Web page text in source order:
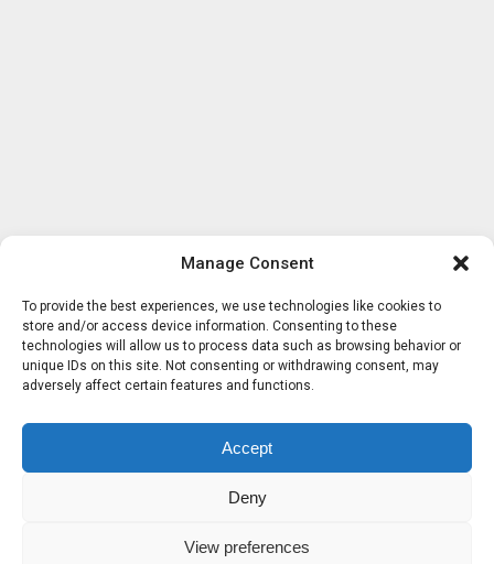
Manage Consent
To provide the best experiences, we use technologies like cookies to
store and/or access device information. Consenting to these
technologies will allow us to process data such as browsing behavior or
unique IDs on this site. Not consenting or withdrawing consent, may
adversely affect certain features and functions.
Accept
Deny
View preferences